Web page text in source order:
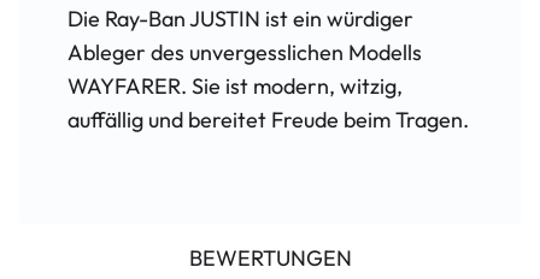
Die Ray-Ban JUSTIN ist ein würdiger
Ableger des unvergesslichen Modells
WAYFARER. Sie ist modern, witzig,
auffällig und bereitet Freude beim Tragen.
BEWERTUNGEN